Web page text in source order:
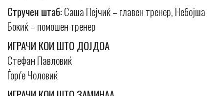
Стручен штаб:Саша Пејчиќ – главен тренер, Небојша
Бокиќ – помошен тренер
ИГРАЧИ КОИ ШТО ДОЈДОА
Стефан Павловиќ
Ѓорѓе Чоловиќ